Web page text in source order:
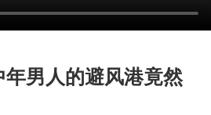
男人的避风港竟然